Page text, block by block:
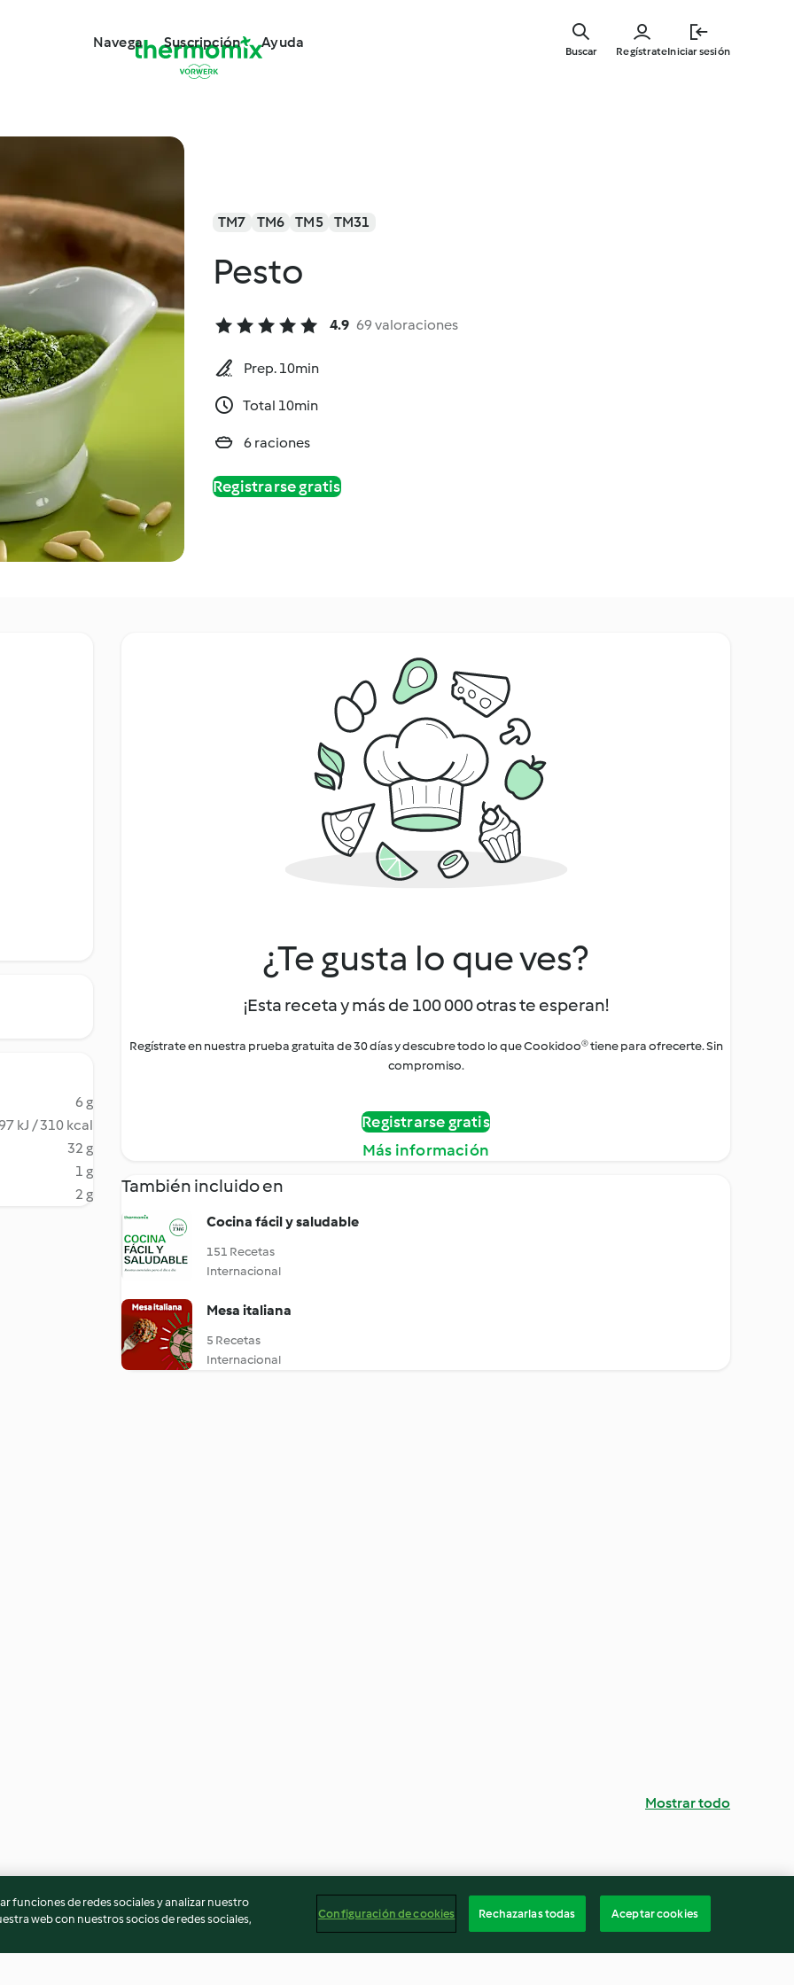
Navega Suscripción Ayuda
RegístrateIniciar sesión
Buscar
TM7 TM6 TM5 TM31
Pesto
4.9 69 valoraciones
Prep. 10min
Total 10min
6 raciones
Registrarse gratis
6 g
kJ / 310 kcal
32 g
1 g
2 g
¿Te gusta lo que ves?
¡Esta receta y más de 100 000 otras te esperan!
Regístrate en nuestra prueba gratuita de 30 días y descubre todo lo que Cookidoo® tiene para ofrecerte. Sin
compromiso.
Registrarse gratis
Más información
También incluido en
Cocina fácil y saludable
151 Recetas
Internacional
Mesa italiana
5 Recetas
Internacional
Mostrar todo
funciones de redes sociales y analizar nuestro
web con nuestros socios de redes sociales,
Configuración de cookies Rechazarlas todas Aceptar cookies